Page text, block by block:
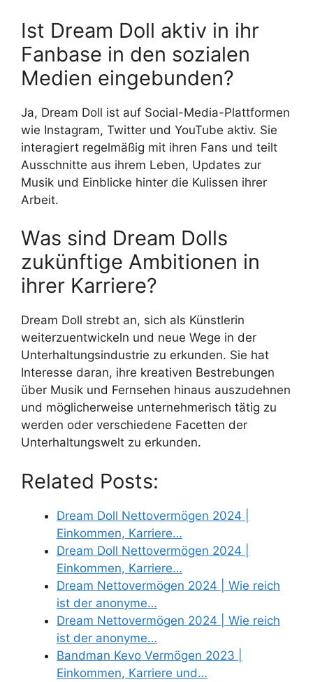
Ist Dream Doll aktiv in ihr
Fanbase in den sozialen
Medien eingebunden?
Ja, Dream Doll ist auf Social-Media-Plattformen
wie Instagram, Twitter und YouTube aktiv. Sie
interagiert regelmäßig mit ihren Fans und teilt
Ausschnitte aus ihrem Leben, Updates zur
Musik und Einblicke hinter die Kulissen ihrer
Arbeit.
Was sind Dream Dolls
zukünftige Ambitionen in
ihrer Karriere?
Dream Doll strebt an, sich als Künstlerin
weiterzuentwickeln und neue Wege in der
Unterhaltungsindustrie zu erkunden. Sie hat
Interesse daran, ihre kreativen Bestrebungen
über Musik und Fernsehen hinaus auszudehnen
und möglicherweise unternehmerisch tätig zu
werden oder verschiedene Facetten der
Unterhaltungswelt zu erkunden.
Related Posts:
Dream Doll Nettovermögen 2024 |
Einkommen, Karriere…
Dream Doll Nettovermögen 2024 |
Einkommen, Karriere…
Dream Nettovermögen 2024 | Wie reich
ist der anonyme…
Dream Nettovermögen 2024 | Wie reich
ist der anonyme…
Bandman Kevo Vermögen 2023 |
Einkommen, Karriere und…